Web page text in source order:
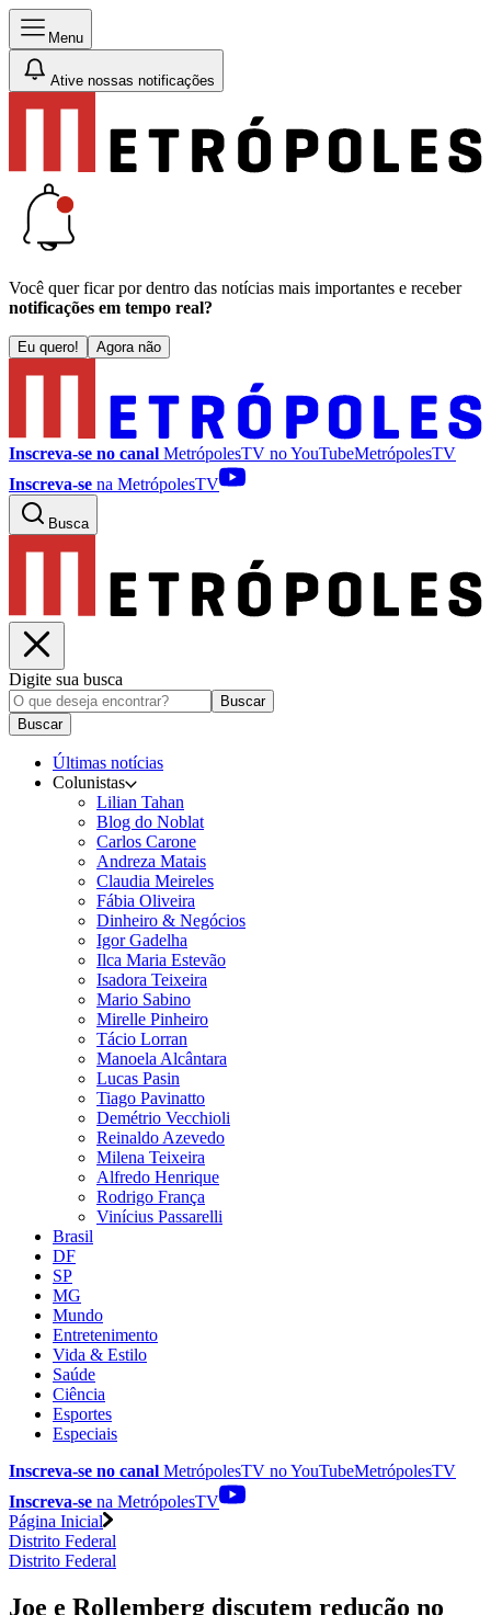
Menu
Ative nossas notificações
Você quer ficar por dentro das notícias mais importantes e receber
notificações em tempo real?
Eu quero! Agora não
Inscreva-se no canal MetrópolesTV noYouTubeMetrópolesTV
Inscreva-se na MetrópolesTV
Busca
Digite sua busca
Buscar
Buscar
Últimas notícias
Colunistas
Lilian Tahan
Blog do Noblat
Carlos Carone
Andreza Matais
Claudia Meireles
Fábia Oliveira
Dinheiro & Negócios
Igor Gadelha
Ilca Maria Estevão
Isadora Teixeira
Mario Sabino
Mirelle Pinheiro
Tácio Lorran
Manoela Alcântara
Lucas Pasin
Tiago Pavinatto
Demétrio Vecchioli
Reinaldo Azevedo
Milena Teixeira
Alfredo Henrique
Rodrigo França
Vinícius Passarelli
Brasil
DF
SP
MG
Mundo
Entretenimento
Vida & Estilo
Saúde
Ciência
Esportes
Especiais
Inscreva-se no canal MetrópolesTV noYouTubeMetrópolesTV
Inscreva-se na MetrópolesTV
Página Inicial
Distrito Federal
Distrito Federal
Joe e Rollemberg discutem redução no